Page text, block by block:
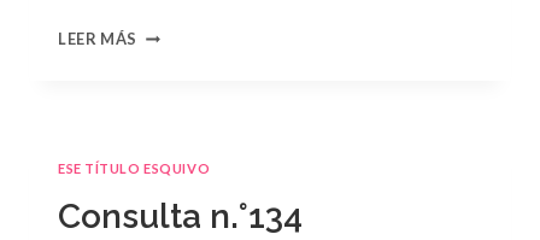
LEER MÁS CONSULTA
ESE TÍTULO ESQUIVO
Consulta n.°134